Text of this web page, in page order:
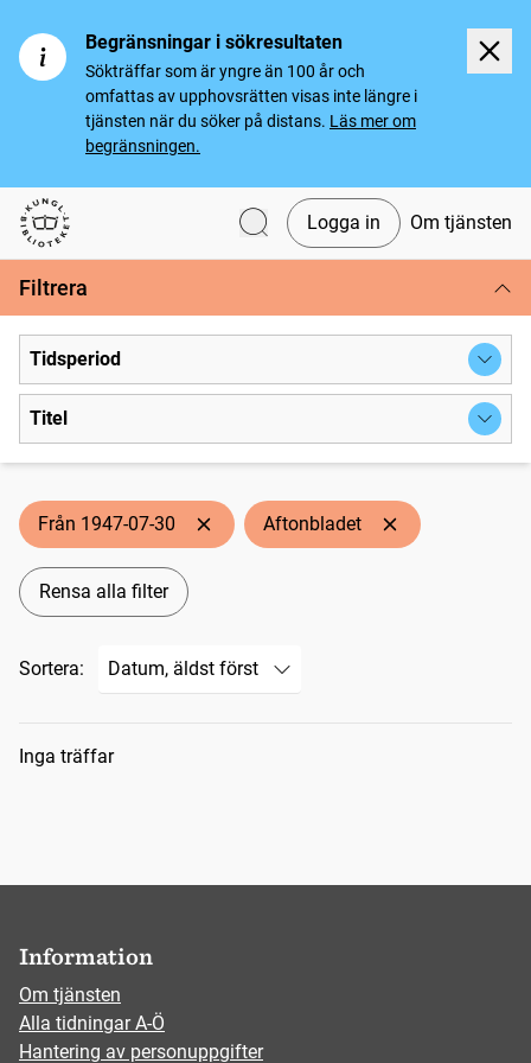
Begränsningar i sökresultaten
Sökträffar som är yngre än 100 år och
omfattas av upphovsrätten visas inte längre i
tjänsten när du söker på distans. Läs mer om
begränsningen.
Svenska tidningar
Logga in Om tjänsten
Filtrera
Tidsperiod
Titel
Från 1947-07-30 Aftonbladet
Rensa alla filter
Sortera:
Sökresultat
Inga träffar
Information
Om tjänsten
Alla tidningar A-Ö
Hantering av personuppgifter